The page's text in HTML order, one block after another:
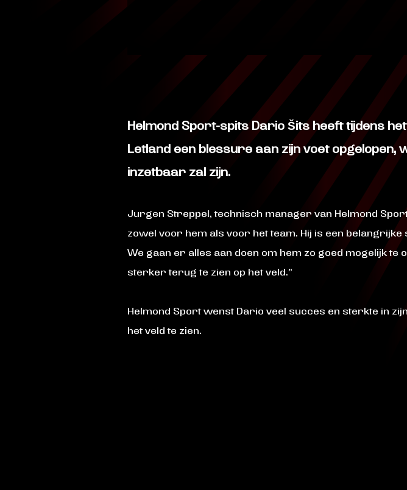
Helmond Sport-spits Dario Šits heeft tijdens
Letland een blessure aan zijn voet
inzetbaar zal zijn.
Jurgen Streppel, technisch manager van Helmond
zowel voor hem als voor het team. Hij is een
We gaan er alles aan doen om hem zo goed mogelijk
sterker terug te zien op het veld.”
Helmond Sport wenst Dario veel succes en sterkte in
het veld te zien.